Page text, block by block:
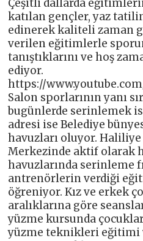
Çeşitli dallarda
katılan gençler, yaz
edinerek kaliteli zaman
verilen eğitimlerle
tanıştıklarını ve hoş
ediyor.
https://
Salon sporlarının yanı
bugünlerde serinlemek
adresi ise Belediye
havuzları oluyor. Haliliye
Merkezinde aktif olarak
havuzlarında serinleme
antrenörlerin verdiği
öğreniyor. Kız ve erkek
aralıklarına göre
yüzme kursunda
yüzme teknikleri eğitimi